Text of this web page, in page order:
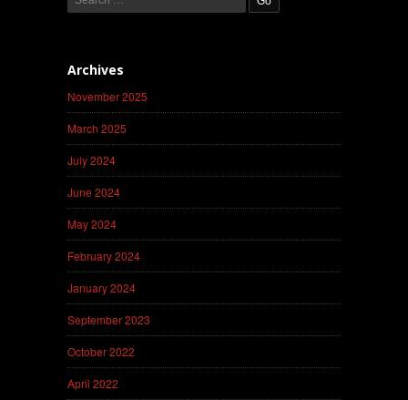
Archives
November 2025
March 2025
July 2024
June 2024
May 2024
February 2024
January 2024
September 2023
October 2022
April 2022